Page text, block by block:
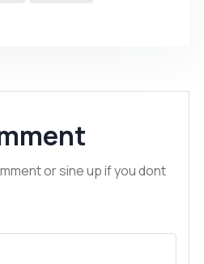
or sine up if you dont